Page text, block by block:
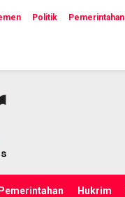
Politik Pemerintahan
Pemerintahan Hukrim